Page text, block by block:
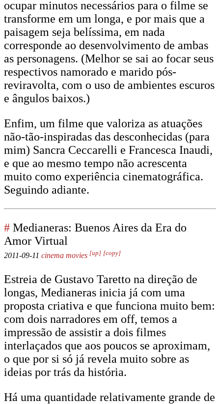
ocupar minutos necessários para o filme se
transforme em um longa, e por mais que a
paisagem seja belíssima, em nada
corresponde ao desenvolvimento de ambas
as personagens. (Melhor se sai ao focar seus
respectivos namorado e marido pós-
reviravolta, com o uso de ambientes escuros
e ângulos baixos.)
Enfim, um filme que valoriza as atuações
não-tão-inspiradas das desconhecidas (para
mim) Sancra Ceccarelli e Francesca Inaudi,
e que ao mesmo tempo não acrescenta
muito como experiência cinematográfica.
Seguindo adiante.
# Medianeras: Buenos Aires da Era do
Amor Virtual
2011-09-11 cinema movies [up] [copy]
Estreia de Gustavo Taretto na direção de
longas, Medianeras inicia já com uma
proposta criativa e que funciona muito bem:
com dois narradores em off, temos a
impressão de assistir a dois filmes
interlaçados que aos poucos se aproximam,
o que por si só já revela muito sobre as
ideias por trás da história.
Há uma quantidade relativamente grande de